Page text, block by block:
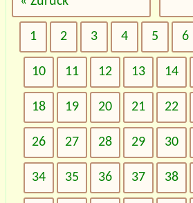
1 2 3 4 5 6
10 11 12 13 14
18 19 20 21 22
26 27 28 29 30
34 35 36 37 38